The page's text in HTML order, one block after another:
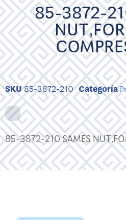
85-3872-
SKU85-3872-210 Categoría
85-3872-210 SAMES